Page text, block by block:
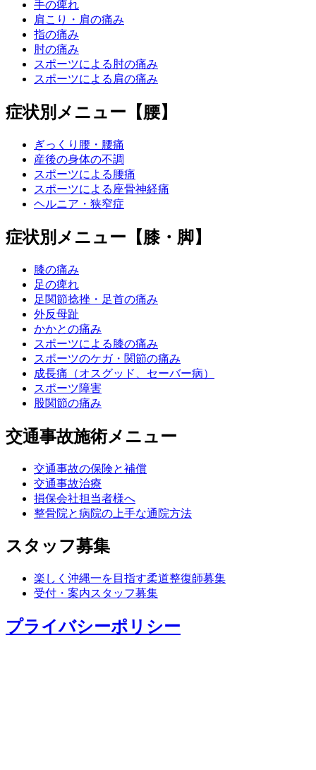
手の痺れ
肩こり・肩の痛み
指の痛み
肘の痛み
スポーツによる肘の痛み
スポーツによる肩の痛み
症状別メニュー【腰】
ぎっくり腰・腰痛
産後の身体の不調
スポーツによる腰痛
スポーツによる座骨神経痛
ヘルニア・狭窄症
症状別メニュー【膝・脚】
膝の痛み
足の痺れ
足関節捻挫・足首の痛み
外反母趾
かかとの痛み
スポーツによる膝の痛み
スポーツのケガ・関節の痛み
成長痛（オスグッド、セーバー病）
スポーツ障害
股関節の痛み
交通事故施術メニュー
交通事故の保険と補償
交通事故治療
損保会社担当者様へ
整骨院と病院の上手な通院方法
スタッフ募集
楽しく沖縄一を目指す柔道整復師募集
受付・案内スタッフ募集
プライバシーポリシー